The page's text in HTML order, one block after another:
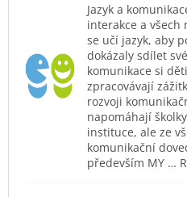
Jazyk a
interakce a všech
se učí jazyk, aby
dokázaly sdílet
komunikace si
zpracovávají
rozvoji
napomáhají
instituce, ale ze
komunikační
především MY …